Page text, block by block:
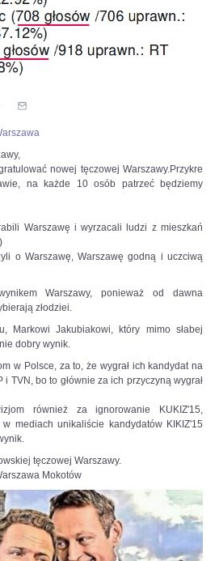
nowej tęczowej Warszawy.Przykre
na każde 10 osób patrzeć będziemy
Warszawę i wyrzacali ludzi z mieszkań
o Warszawę, Warszawę godną i uczciwą
Warszawy, ponieważ od dawna
złodziei.
Markowi Jakubiakowi, który mimo słabej
dobry wynik.
w Polsce, za to, że wygrał ich kandydat na
i TVN, bo to głównie za ich przyczyną wygrał
również za ignorowanie KUKIZ'15,
mediach unikaliście kandydatów KIKIZ'15
tęczowej Warszawy.
Mokotów